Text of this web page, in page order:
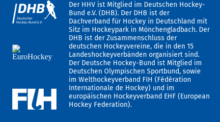
Der HHV ist Mitglied im Deutschen Hockey-
Bund e.V. (DHB). Der DHB ist der
Dachverband für Hockey in Deutschland mit
Sitz im Hockeypark in Mönchengladbach. Der
DHB ist der Zusammenschluss der
deutschen Hockeyvereine, die in den 15
Landeshockeyverbänden organisiert sind.
Der Deutsche Hockey-Bund ist Mitglied im
Deutschen Olympischen Sportbund, sowie
im Welthockeyverband FIH (Fédération
Internationale de Hockey) und im
europäischen Hockeyverband EHF (European
Hockey Federation).